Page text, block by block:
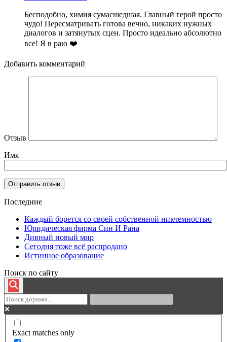
Бесподобно, химия сумасшедшая. Главный герой просто
чудо! Пересматривать готова вечно, никаких нужных
диалогов и затянутых сцен. Просто идеально абсолютно
все! Я в раю ❤️
Добавить комментарий
Отзыв
Имя
Последние
Каждый борется со своей собственной никчемностью
Юридическая фирма Син И Рана
Дивный новый мир
Сегодня тоже всё распродано
Истинное образование
Поиск по сайту
Exact matches only